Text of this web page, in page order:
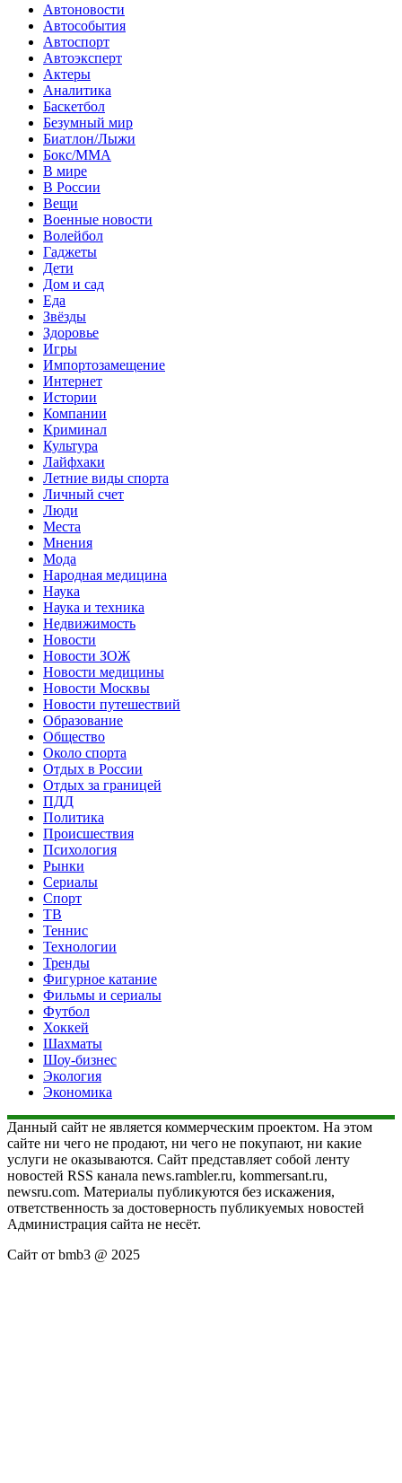
Автоновости
Автособытия
Автоспорт
Автоэксперт
Актеры
Аналитика
Баскетбол
Безумный мир
Биатлон/Лыжи
Бокс/MMA
В мире
В России
Вещи
Военные новости
Волейбол
Гаджеты
Дети
Дом и сад
Еда
Звёзды
Здоровье
Игры
Импортозамещение
Интернет
Истории
Компании
Криминал
Культура
Лайфхаки
Летние виды спорта
Личный счет
Люди
Места
Мнения
Мода
Народная медицина
Наука
Наука и техника
Недвижимость
Новости
Новости ЗОЖ
Новости медицины
Новости Москвы
Новости путешествий
Образование
Общество
Около спорта
Отдых в России
Отдых за границей
ПДД
Политика
Происшествия
Психология
Рынки
Сериалы
Спорт
ТВ
Теннис
Технологии
Тренды
Фигурное катание
Фильмы и сериалы
Футбол
Хоккей
Шахматы
Шоу-бизнес
Экология
Экономика
Данный сайт не является коммерческим проектом. На этом
сайте ни чего не продают, ни чего не покупают, ни какие
услуги не оказываются. Сайт представляет собой ленту
новостей RSS канала news.rambler.ru, kommersant.ru,
newsru.com. Материалы публикуются без искажения,
ответственность за достоверность публикуемых новостей
Администрация сайта не несёт.
Сайт от bmb3 @ 2025